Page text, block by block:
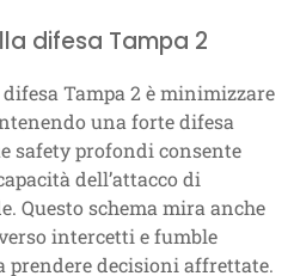
difesa Tampa 2
Tampa 2 è minimizzare
una forte difesa
safety profondi consente
dell’attacco di
Questo schema mira anche
intercetti e fumble
prendere decisioni affrettate.